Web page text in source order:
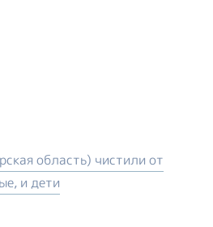
область) чистили от
и дети